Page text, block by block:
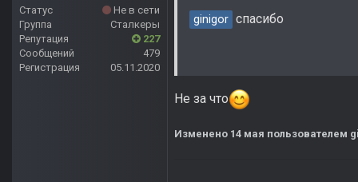
Статус
Не в сети
Группа
Сталкеры
Репутация
227
Сообщений
479
Регистрация
05.11.2020
ginigor спасибо
Не за что
Изменено 14 мая пользователем